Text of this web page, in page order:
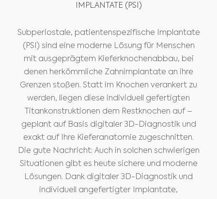
IMPLANTATE (PSI)
Subperiostale, patientenspezifische Implantate
(PSI) sind eine moderne Lösung für Menschen
mit ausgeprägtem Kieferknochenabbau, bei
denen herkömmliche Zahnimplantate an ihre
Grenzen stoßen. Statt im Knochen verankert zu
werden, liegen diese individuell gefertigten
Titankonstruktionen dem Restknochen auf –
geplant auf Basis digitaler 3D-Diagnostik und
exakt auf Ihre Kieferanatomie zugeschnitten.
Die gute Nachricht: Auch in solchen schwierigen
Situationen gibt es heute sichere und moderne
Lösungen. Dank digitaler 3D-Diagnostik und
individuell angefertigter Implantate,